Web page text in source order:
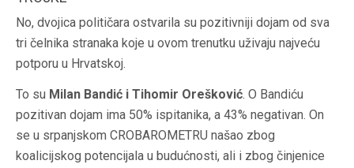
No, dvojica političara ostvarila su pozitivniji dojam od sva
tri čelnika stranaka koje u ovom trenutku uživaju najveću
potporu u Hrvatskoj.
To su Milan Bandić i Tihomir Orešković. O Bandiću
pozitivan dojam ima 50% ispitanika, a 43% negativan. On
se u srpanjskom CROBAROMETRU našao zbog
koalicijskog potencijala u budućnosti, ali i zbog činjenice